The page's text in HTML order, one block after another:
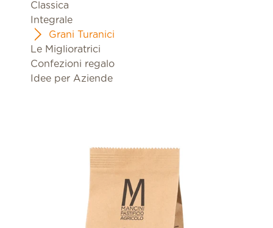
Classica
Integrale
Grani Turanici
Le Miglioratrici
Confezioni regalo
Idee per Aziende